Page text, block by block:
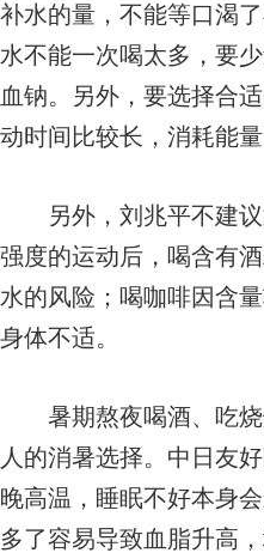
补水的量，不能等口渴
水不能一次喝太多，要
血钠。另外，要选择合
动时间比较长，消耗能
另外，刘兆平不建议
强度的运动后，喝含有
水的风险；喝咖啡因含
身体不适。
暑期熬夜喝酒、吃烧
人的消暑选择。中日友
晚高温，睡眠不好本身
多了容易导致血脂升高